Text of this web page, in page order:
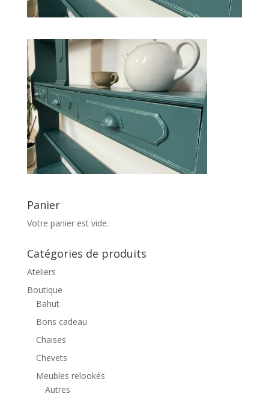
Panier
Votre panier est vide.
Catégories de produits
Ateliers
Boutique
Bahut
Bons cadeau
Chaises
Chevets
Meubles relookés
Autres